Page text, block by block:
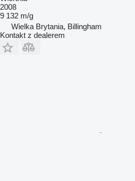
2008
9 132 m/g
Wielka Brytania, Billingham
Kontakt z dealerem